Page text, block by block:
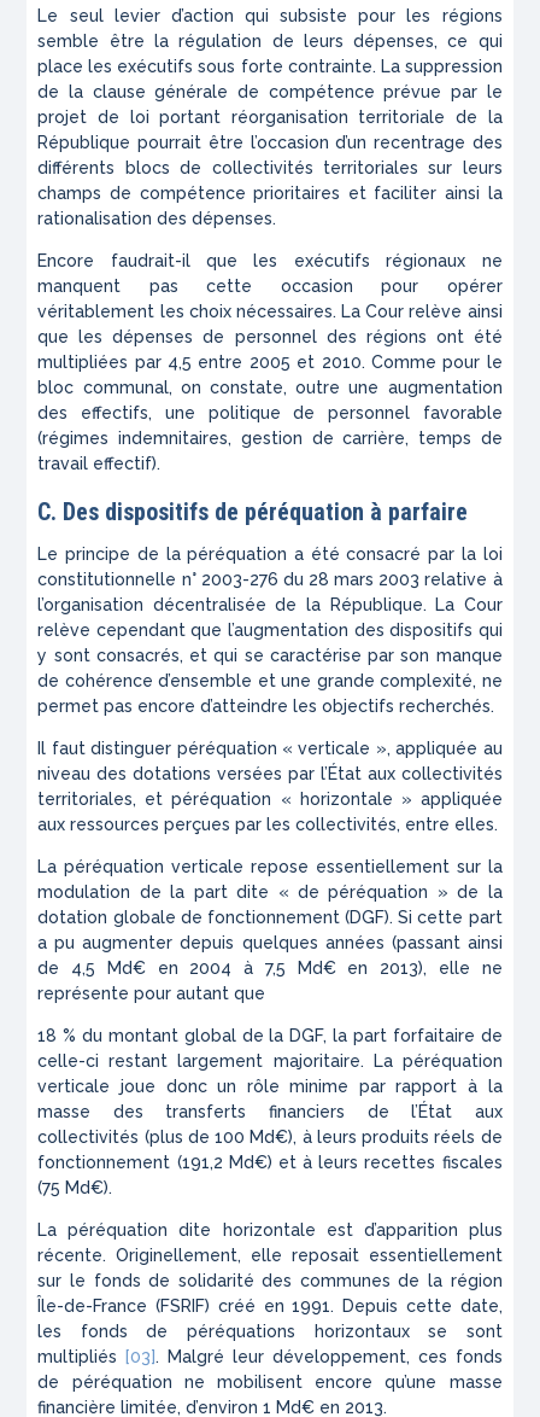
Le seul levier d’action qui subsiste pour les régions
semble être la régulation de leurs dépenses, ce qui
place les exécutifs sous forte contrainte. La suppression
de la clause générale de compétence prévue par le
projet de loi portant réorganisation territoriale de la
République pourrait être l’occasion d’un recentrage des
différents blocs de collectivités territoriales sur leurs
champs de compétence prioritaires et faciliter ainsi la
rationalisation des dépenses.
Encore faudrait-il que les exécutifs régionaux ne
manquent pas cette occasion pour opérer
véritablement les choix nécessaires. La Cour relève ainsi
que les dépenses de personnel des régions ont été
multipliées par 4,5 entre 2005 et 2010. Comme pour le
bloc communal, on constate, outre une augmentation
des effectifs, une politique de personnel favorable
(régimes indemnitaires, gestion de carrière, temps de
travail effectif).
C. Des dispositifs de péréquation à parfaire
Le principe de la péréquation a été consacré par la loi
constitutionnelle n° 2003-276 du 28 mars 2003 relative à
l’organisation décentralisée de la République. La Cour
relève cependant que l’augmentation des dispositifs qui
y sont consacrés, et qui se caractérise par son manque
de cohérence d’ensemble et une grande complexité, ne
permet pas encore d’atteindre les objectifs recherchés.
Il faut distinguer péréquation « verticale », appliquée au
niveau des dotations versées par l’État aux collectivités
territoriales, et péréquation « horizontale » appliquée
aux ressources perçues par les collectivités, entre elles.
La péréquation verticale repose essentiellement sur la
modulation de la part dite « de péréquation » de la
dotation globale de fonctionnement (DGF). Si cette part
a pu augmenter depuis quelques années (passant ainsi
de 4,5 Md€ en 2004 à 7,5 Md€ en 2013), elle ne
représente pour autant que
18 % du montant global de la DGF, la part forfaitaire de
celle-ci restant largement majoritaire. La péréquation
verticale joue donc un rôle minime par rapport à la
masse des transferts financiers de l’État aux
collectivités (plus de 100 Md€), à leurs produits réels de
fonctionnement (191,2 Md€) et à leurs recettes fiscales
(75 Md€).
La péréquation dite horizontale est d’apparition plus
récente. Originellement, elle reposait essentiellement
sur le fonds de solidarité des communes de la région
Île-de-France (FSRIF) créé en 1991. Depuis cette date,
les fonds de péréquations horizontaux se sont
multipliés
[03]. Malgré leur développement, ces fonds
de péréquation ne mobilisent encore qu’une masse
financière limitée, d’environ 1 Md€ en 2013.